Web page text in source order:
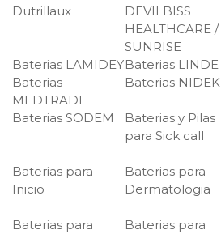
Dutrillaux
DEVILBISS
HEALTHCARE /
SUNRISE
Baterias LAMIDEYBaterias LINDE
Baterias
MEDTRADE
Baterias NIDEK
Baterias SODEM
Baterias y Pilas
para Sick call
Baterias para
Inicio
Baterias para
Dermatologia
Baterias para
Baterias para